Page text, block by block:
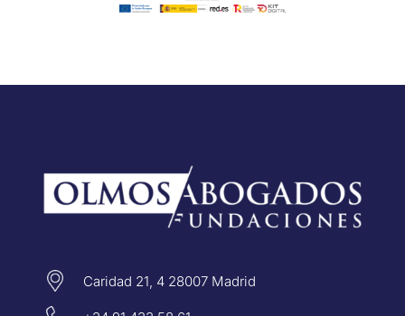
Caridad 21, 4 28007 Madrid